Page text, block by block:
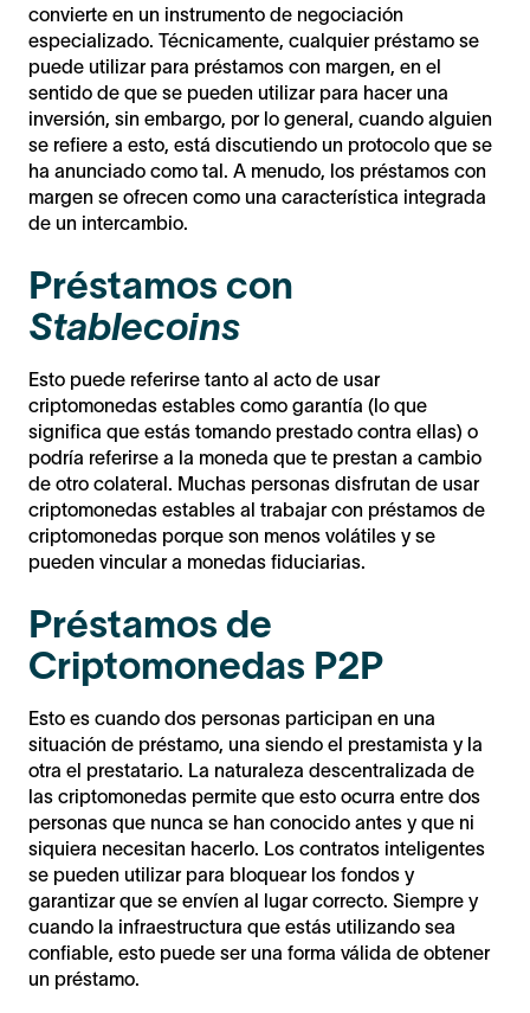
convierte en un instrumento de negociación
especializado. Técnicamente, cualquier préstamo se
puede utilizar para préstamos con margen, en el
sentido de que se pueden utilizar para hacer una
inversión, sin embargo, por lo general, cuando alguien
se refiere a esto, está discutiendo un protocolo que se
ha anunciado como tal. A menudo, los préstamos con
margen se ofrecen como una característica integrada
de un intercambio.
Préstamos con
Stablecoins
Esto puede referirse tanto al acto de usar
criptomonedas estables como garantía (lo que
significa que estás tomando prestado contra ellas) o
podría referirse a la moneda que te prestan a cambio
de otro colateral. Muchas personas disfrutan de usar
criptomonedas estables al trabajar con préstamos de
criptomonedas porque son menos volátiles y se
pueden vincular a monedas fiduciarias.
Préstamos de
Criptomonedas P2P
Esto es cuando dos personas participan en una
situación de préstamo, una siendo el prestamista y la
otra el prestatario. La naturaleza descentralizada de
las criptomonedas permite que esto ocurra entre dos
personas que nunca se han conocido antes y que ni
siquiera necesitan hacerlo. Los contratos inteligentes
se pueden utilizar para bloquear los fondos y
garantizar que se envíen al lugar correcto. Siempre y
cuando la infraestructura que estás utilizando sea
confiable, esto puede ser una forma válida de obtener
un préstamo.